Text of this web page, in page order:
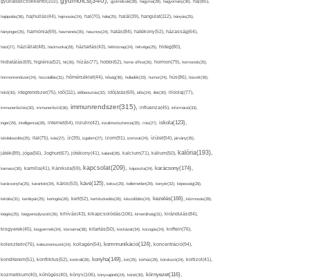
gyümölcslé(28), hagyma(28), hagyomány(36), haj(85),
hajápolás(36), hajhullás(44), hajmosás(24), hal(70), hála(25), halál(39), hangulat(112), hányás(25),
hányinger(25), harmónia(69), hasmenés(35), hasznos(24), hatás(84), hatékony(52), házasság(64),
házi(27), háziállat(48), házimunka(28), háztartás(43), hétköznap(24), hétvége(25), hideg(80),
hidratálás(69), higiénia(52), hit(26), hízás(77), hobbi(62), home office(26), hormon(79), hormonok(25),
hormonrendszer(24), hozzáállás(31), hőmérséklet(44), hőség(36), hulladék(33), humor(24), hús(86), húsvét(36),
hűtő(30), idegrendszer(75), idő(111), időbeosztás(32), időjárás(69), idős(24), illat(30), illóolaj(77),
immunerősítés(30), immunerősítő(36), immunrendszer(315), influenza(45), információ(33),
inger(29), intelligencia(28), internet(64), inzulin(42), inzulinrezisztencia(35), írás(27), iskola(123),
iskolakezdés(25), ital(75), ivás(27), íz(39), izgalom(27), izom(91), izomzat(24), ízület(54), járvány(35),
játék(89), jóga(56), Joghurt(67), jótékony(41), kaland(28), kalcium(71), kálium(50), kalória(193),
kamasz(30), kamilla(41), Kánikula(59), kapcsolat(209), káposzta(24), karácsony(174),
karácsonyfa(25), karantén(34), káros(53), kávé(125), keksz(29), kellemetlen(29), kenyér(32), képesség(28),
kérdés(31), kerékpár(25), keringés(26), kert(52), kertészkedés(26), készülődés(24), kezelés(166), kézmosás(28),
kiégés(25), kiegyensúlyozott(26), kihívás(43), kikapcsolódás(106), kimerültség(31), kirándulás(84),
kisgyerek(45), kisgyermek(34), kismama(38), kitartás(50), kockázat(34), kocogás(24), koffein(76),
koleszterin(76), koleszterinszint(24), kollagén(54), kommunikáció(124), koncentráció(94),
konditerem(51), konfliktus(52), kontroll(28), konyha(149), kór(25), kórház(29), kórokozó(24), kortizol(41),
kozmetikum(40), köhögés(40), könyv(106), könyvajánló(24), köret(30), környezet(116),